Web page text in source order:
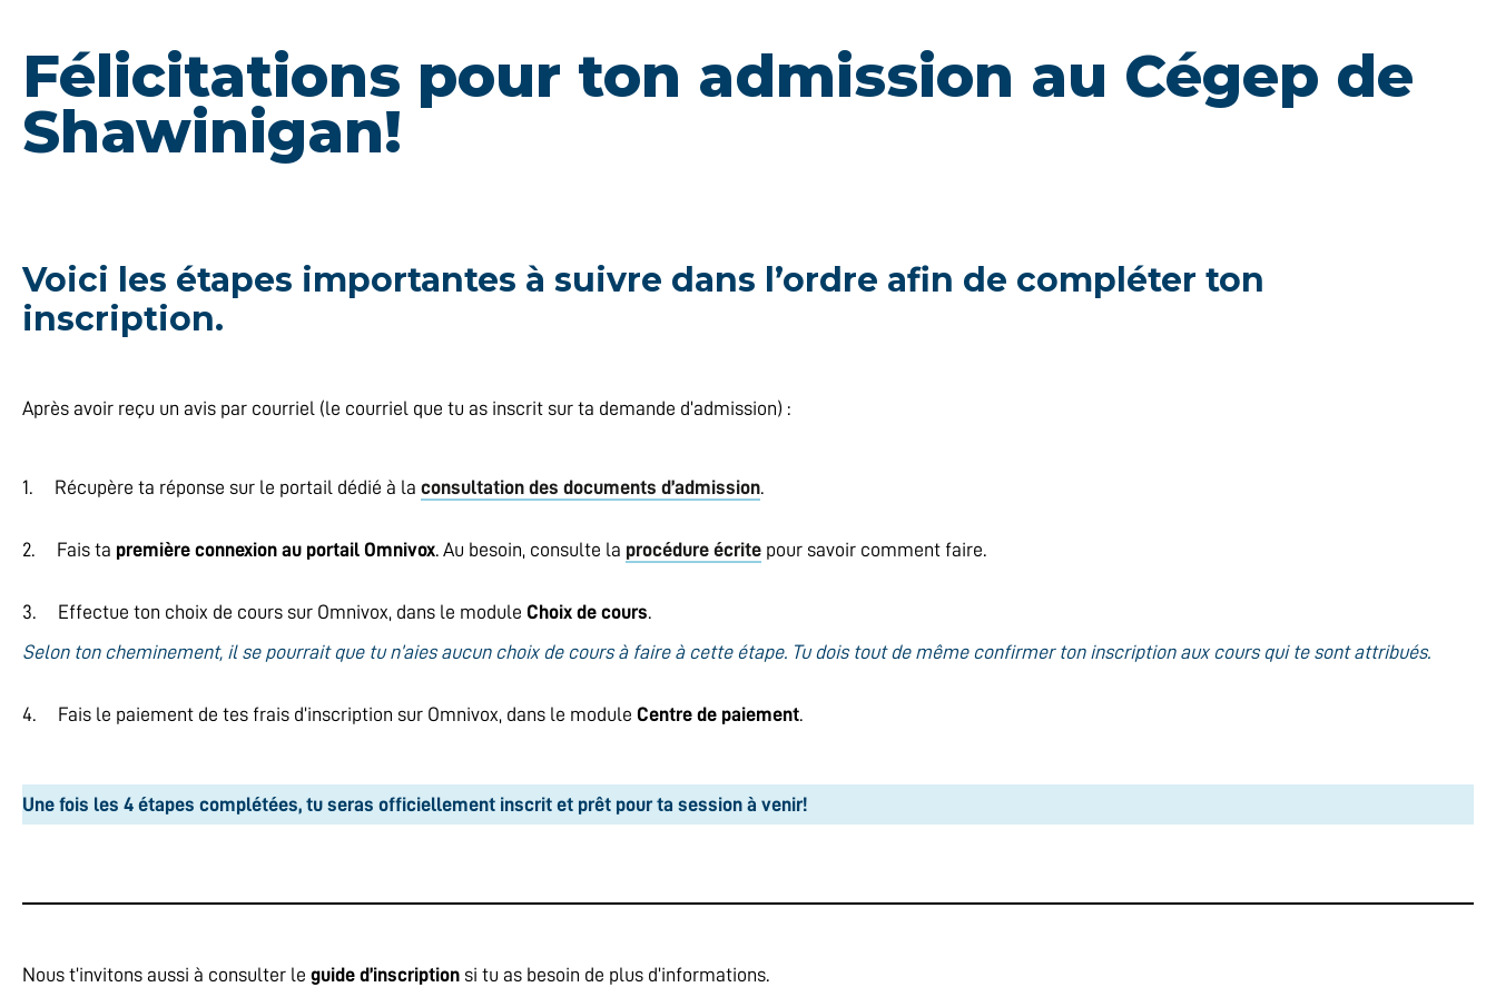
Félicitations pour ton admission au Cégep de
Shawinigan!
Voici les étapes importantes à suivre dans l’ordre afin de compléter ton
inscription.
Après avoir reçu un avis par courriel (le courriel que tu as inscrit sur ta demande d’admission) :
1. Récupère ta réponse sur le portail dédié à la consultation des documents d’admission.
2. Fais ta première connexion au portail Omnivox. Au besoin, consulte la procédure écrite pour savoir comment faire.
3. Effectue ton choix de cours sur Omnivox, dans le module Choix de cours.
Selon ton cheminement, il se pourrait que tu n’aies aucun choix de cours à faire à cette étape. Tu dois tout de même confirmer ton inscription aux cours qui te sont attribués.
4. Fais le paiement de tes frais d’inscription sur Omnivox, dans le module Centre de paiement.
Une fois les 4 étapes complétées, tu seras officiellement inscrit et prêt pour ta session à venir!
Nous t’invitons aussi à consulter le guide d’inscription si tu as besoin de plus d’informations.